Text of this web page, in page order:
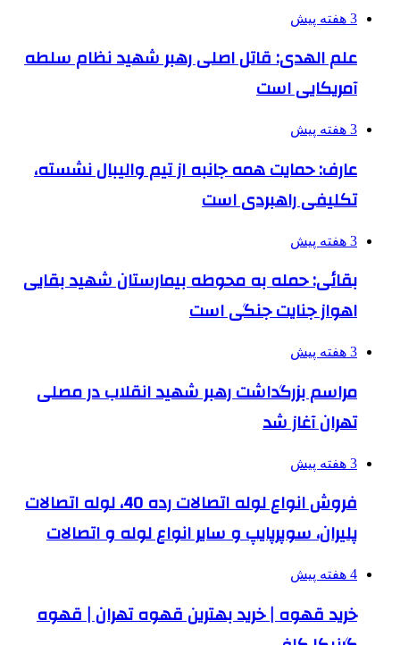
3 هفته پیش
علم الهدی: قاتل اصلی رهبر شهید نظام سلطه
آمریکایی است
3 هفته پیش
عارف: حمایت همه جانبه از تیم والیبال نشسته،
تکلیفی راهبردی است
3 هفته پیش
بقائی: حمله به محوطه بیمارستان شهید بقایی
اهواز جنایت جنگی است
3 هفته پیش
مراسم بزرگداشت رهبر شهید انقلاب در مصلی
تهران آغاز شد
3 هفته پیش
فروش انواع لوله اتصالات رده 40، لوله اتصالات
پلیران، سوپرپایپ و سایر انواع لوله و اتصالات
4 هفته پیش
خرید قهوه | خرید بهترین قهوه تهران | قهوه